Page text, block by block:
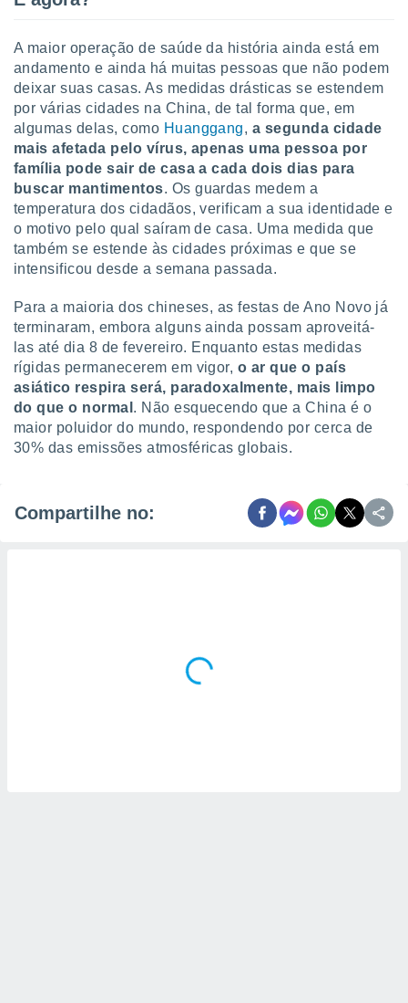
através
estudos
de
A maior operação de saúde da história ainda está em
andamento e ainda há muitas pessoas que não podem
deixar suas casas. As medidas drásticas se estendem
por várias cidades na China, de tal forma que, em
algumas delas, como Huanggang, a segunda cidade
mais afetada pelo vírus, apenas uma pessoa por
família pode sair de casa a cada dois dias para
buscar mantimentos. Os guardas medem a
temperatura dos cidadãos, verificam a sua identidade e
o motivo pelo qual saíram de casa. Uma medida que
também se estende às cidades próximas e que se
intensificou desde a semana passada.
Para a maioria dos chineses, as festas de Ano Novo já
terminaram, embora alguns ainda possam aproveitá-
las até dia 8 de fevereiro. Enquanto estas medidas
rígidas permanecerem em vigor, o ar que o país
asiático respira será, paradoxalmente, mais limpo
do que o normal . Não esquecendo que a China é o
maior poluidor do mundo, respondendo por cerca de
30% das emissões atmosféricas globais.
Compartilhe no: